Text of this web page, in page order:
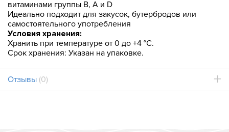
витаминами группы B, A и D
Идеально подходит для закусок, бутербродов или
самостоятельного употребления
Условия хранения:
Хранить при температуре от 0 до +4 °C.
Срок хранения: Указан на упаковке.
Отзывы (0)